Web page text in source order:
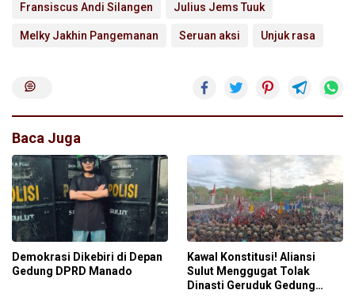
Fransiscus Andi Silangen Julius Jems Tuuk
Melky Jakhin Pangemanan Seruan aksi Unjuk rasa
Baca Juga
Demokrasi Dikebiri di Depan
Gedung DPRD Manado
Kawal Konstitusi! Aliansi
Sulut Menggugat Tolak
Dinasti Geruduk Gedung